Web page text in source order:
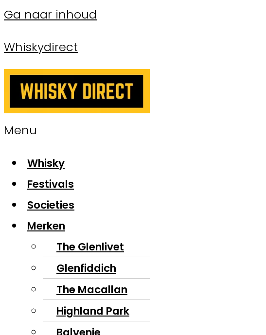
Ga naar inhoud
Whiskydirect
Menu
Whisky
Festivals
Societies
Merken
The Glenlivet
Glenfiddich
The Macallan
Highland Park